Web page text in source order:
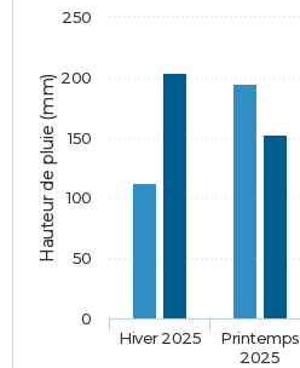
Hauteur de pluie (mm)
Hiver 2025
Printemps
2025
0
50
100
150
200
250